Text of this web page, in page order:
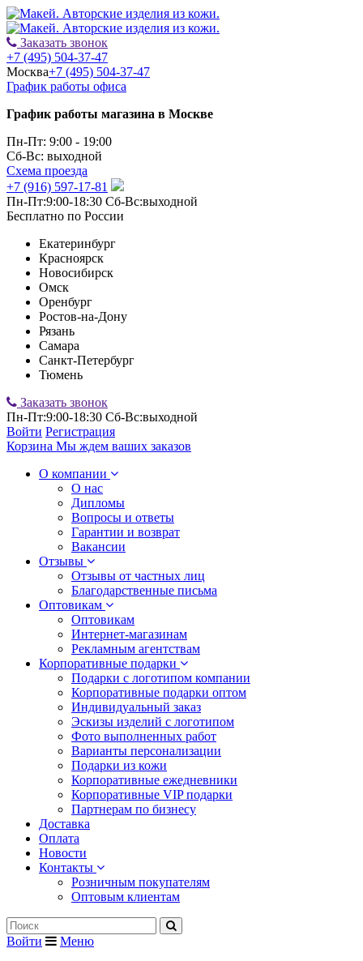
Заказать звонок
+7 (495) 504-37-47
Москва+7 (495) 504-37-47
График работы офиса
График работы магазина в Москве
Пн-Пт: 9:00 - 19:00
Сб-Вс: выходной
Схема проезда
+7 (916) 597-17-81
Пн-Пт:9:00-18:30 Сб-Вс:выходной
Бесплатно по России
Екатеринбург
Красноярск
Новосибирск
Омск
Оренбург
Ростов-на-Дону
Рязань
Самара
Санкт-Петербург
Тюмень
Заказать звонок
Пн-Пт:9:00-18:30 Сб-Вс:выходной
Войти Регистрация
Корзина Мы ждем ваших заказов
О компании
О нас
Дипломы
Вопросы и ответы
Гарантии и возврат
Вакансии
Отзывы
Отзывы от частных лиц
Благодарственные письма
Оптовикам
Оптовикам
Интернет-магазинам
Рекламным агентствам
Корпоративные подарки
Подарки с логотипом компании
Корпоративные подарки оптом
Индивидуальный заказ
Эскизы изделий с логотипом
Фото выполненных работ
Варианты персонализации
Подарки из кожи
Корпоративные ежедневники
Корпоративные VIP подарки
Партнерам по бизнесу
Доставка
Оплата
Новости
Контакты
Розничным покупателям
Оптовым клиентам
Войти
Меню